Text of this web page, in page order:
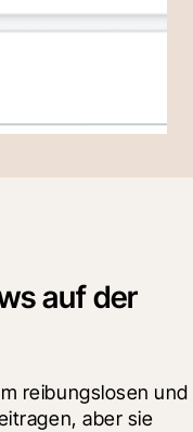
auf der
reibungslosen und
aber sie